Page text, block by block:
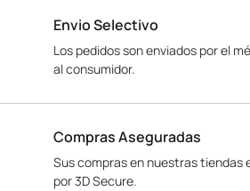
Envio Selectivo
Los pedidos son enviados por el
al consumidor.
Compras Aseguradas
Sus compras en nuestras tiendas
por 3D Secure.